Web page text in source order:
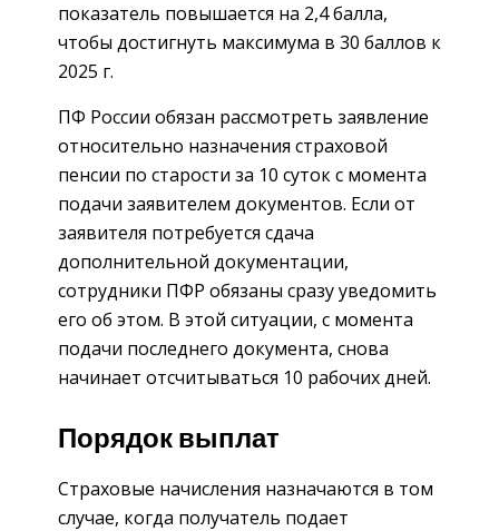
показатель повышается на 2,4 балла,
чтобы достигнуть максимума в 30 баллов к
2025 г.
ПФ России обязан рассмотреть заявление
относительно назначения страховой
пенсии по старости за 10 суток с момента
подачи заявителем документов. Если от
заявителя потребуется сдача
дополнительной документации,
сотрудники ПФР обязаны сразу уведомить
его об этом. В этой ситуации, с момента
подачи последнего документа, снова
начинает отсчитываться 10 рабочих дней.
Порядок выплат
Страховые начисления назначаются в том
случае, когда получатель подает